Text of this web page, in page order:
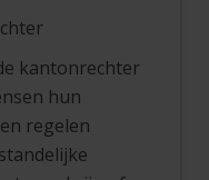
kantonrechter
hun
regelen